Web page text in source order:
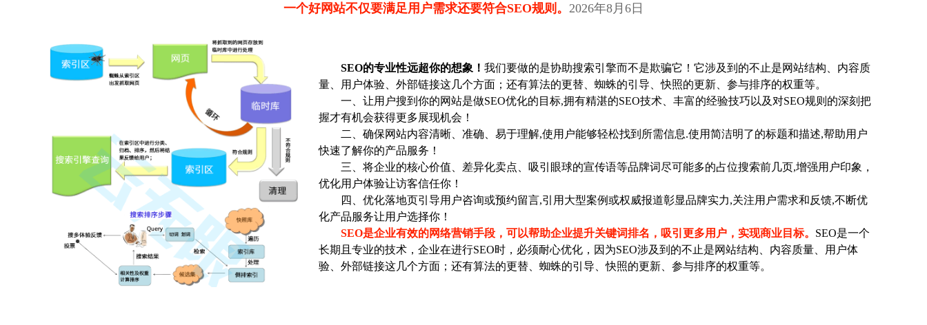
一个好网站不仅要满足用户需求还要符合SEO规则。 2026年8月6日
SEO的专业性远超你的想象！ 我们要做的是协助搜索引擎而不是欺骗它！它涉及到的不止是网站结构、内容质
量、用户体验、外部链接这几个方面；还有算法的更替、蜘蛛的引导、快照的更新、参与排序的权重等。
一、让用户搜到你的网站是做SEO优化的目标,拥有精湛的SEO技术、丰富的经验技巧以及对SEO规则的深刻把
握才有机会获得更多展现机会！
二、确保网站内容清晰、准确、易于理解,使用户能够轻松找到所需信息.使用简洁明了的标题和描述,帮助用户
快速了解你的产品服务！
三、将企业的核心价值、差异化卖点、吸引眼球的宣传语等品牌词尽可能多的占位搜索前几页,增强用户印象，
优化用户体验让访客信任你！
四、优化落地页引导用户咨询或预约留言,引用大型案例或权威报道彰显品牌实力,关注用户需求和反馈,不断优
化产品服务让用户选择你！
SEO是企业有效的网络营销手段，可以帮助企业提升关键词排名，吸引更多用户，实现商业目标。 SEO是一个
长期且专业的技术，企业在进行SEO时，必须耐心优化，因为SEO涉及到的不止是网站结构、内容质量、用户体
验、外部链接这几个方面；还有算法的更替、蜘蛛的引导、快照的更新、参与排序的权重等。